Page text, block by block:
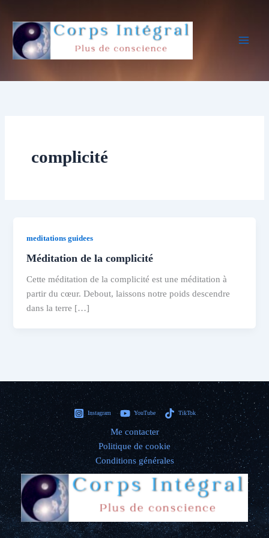
contenu
complicité
meditations guidees
Méditation de la complicité
Cette méditation de la complicité est une méditation à
partir du cœur. Debout, laissons notre poids descendre
dans la terre […]
Instagram YouTube TikTok
Me contacter
Politique de cookie
Conditions générales